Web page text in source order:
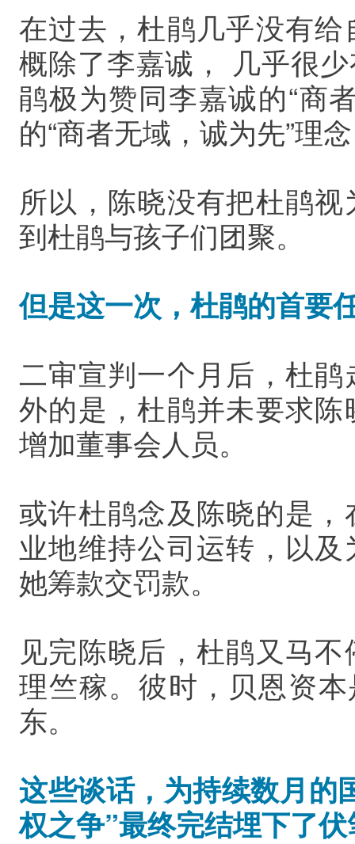
在过去，杜鹃几乎没有
概除了李嘉诚， 几乎很
鹃极为赞同李嘉诚的“商
的“商者无域，诚为先”理
所以，陈晓没有把杜鹃
到杜鹃与孩子们团聚。
但是这一次，杜鹃的首要
二审宣判一个月后，杜
外的是，杜鹃并未要求
增加董事会人员。
或许杜鹃念及陈晓的是
业地维持公司运转，以
她筹款交罚款。
见完陈晓后，杜鹃又马
理竺稼。彼时，贝恩资
东。
这些谈话，为持续数月的
权之争”最终完结埋下了